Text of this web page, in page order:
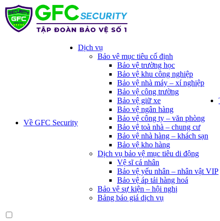
Về GFC Security
Dịch vụ
Bảo vệ mục tiêu cố định
Bảo vệ trường học
Bảo vệ khu công nghiệp
Bảo vệ nhà máy – xí nghiệp
Bảo vệ công trường
Bảo vệ giữ xe
Bảo vệ ngân hàng
Bảo vệ công ty – văn phòng
Bảo vệ toà nhà – chung cư
Bảo vệ nhà hàng – khách sạn
Bảo vệ kho hàng
Dịch vụ bảo vệ mục tiêu di động
Vệ sĩ cá nhân
Bảo vệ yếu nhân – nhân vật VIP
Bảo vệ áp tải hàng hoá
Bảo vệ sự kiện – hội nghị
Bảng báo giá dịch vụ